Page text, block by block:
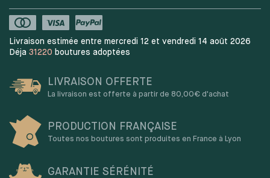
Livraison estimée entre mercredi 12 et vendredi 14 août 2026
Déja 31220 boutures adoptées
LIVRAISON OFFERTE
La livraison est offerte à partir de 80,00€ d'achat
PRODUCTION FRANÇAISE
Toutes nos boutures sont produites en France à Lyon
GARANTIE SÉRÉNITÉ